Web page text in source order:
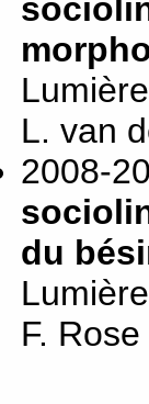
L. van
2008-
du
F. Rose